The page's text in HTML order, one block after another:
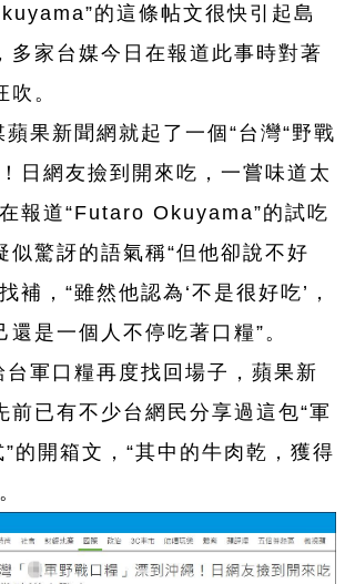
的這條帖文很快引起島
，多家 台 媒今日在報道此事時對著
吹。
蘋果新聞網就起了 一個“台 灣“野戰
日網友撿到開來吃， 一嘗味道太
報道“Futaro Okuyama”的試吃
似驚訝的語氣稱“但他卻說不好
補，“雖然他認為‘不是很好吃’，
還是一個人不停吃著口糧”。
台 軍口糧再度找回場子，蘋果新
前已有不少台 網民分享過這包“軍
的開箱文，“其中的牛肉乾 ，獲得